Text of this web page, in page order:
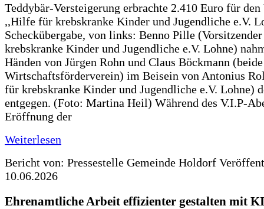
Teddybär-Versteigerung erbrachte 2.410 Euro für den
,,Hilfe für krebskranke Kinder und Jugendliche e.V.
Scheckübergabe, von links: Benno Pille
krebskranke Kinder und Jugendliche e.V. Lohne)
Händen von Jürgen Rohn und Claus Böckmann
Wirtschaftsförderverein) im Beisein von Antonius
für krebskranke Kinder und Jugendliche e.V. Lohne)
entgegen. (Foto: Martina Heil) Während des V.I.P-
Eröffnung der
Weiterlesen
Bericht von: Pressestelle Gemeinde Holdorf
10.06.2026
Ehrenamtliche Arbeit effizienter gestalten mit KI